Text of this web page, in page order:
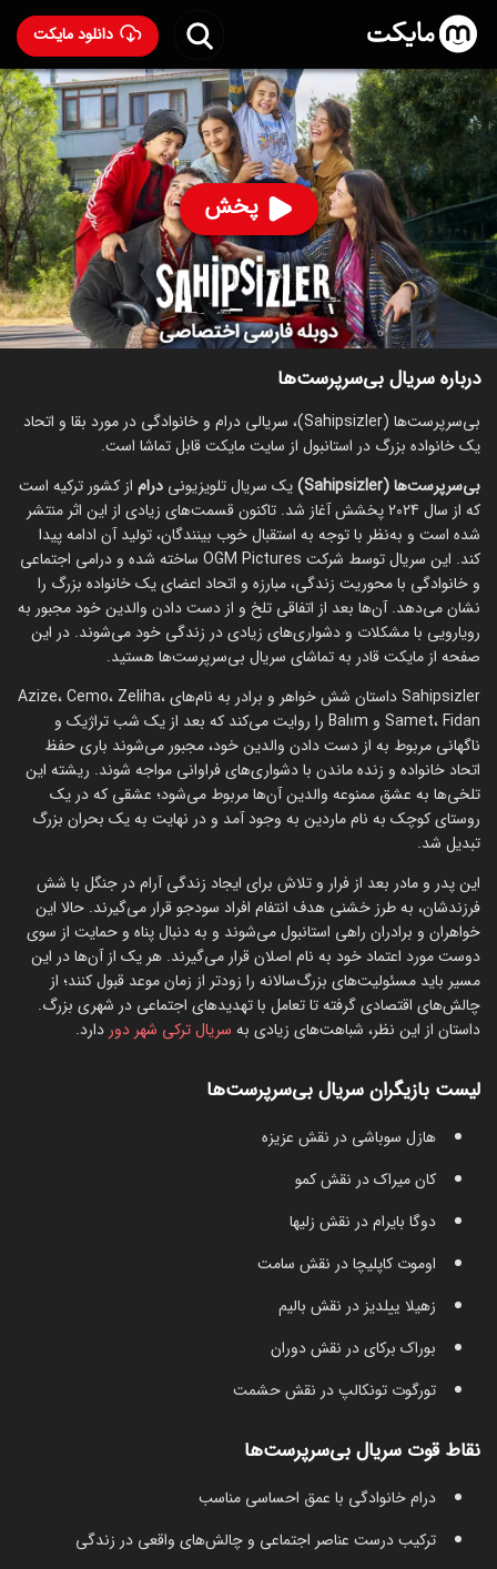
دانلود مایکت
پخش
سریال بی‌سرپرست‌ها با دوبله فارسی
۳,۴۵۴ 94% ۵.۶
ساخت ترکیه سال 2025
رده سنی ۱۳+
ترکی
سریال درام
توضیحات قسمت‌ها سریال‌های مشابه
درباره سریال بی‌سرپرست‌ها
بی‌سرپرست‌ها (Sahipsizler)، سریالی درام و خانوادگی در مورد بقا و اتحاد
یک خانواده بزرگ در استانبول از سایت مایکت قابل تماشا است.
بی‌سرپرست‌ها (Sahipsizler)
یک سریال تلویزیونی درام از کشور ترکیه است
که از سال 2024 پخشش آغاز شد. تاکنون قسمت‌های زیادی از این اثر منتشر
شده است و به‌نظر با توجه به استقبال خوب بینندگان، تولید آن ادامه پیدا
کند. این سریال توسط شرکت OGM Pictures ساخته شده و درامی اجتماعی
و خانوادگی با محوریت زندگی، مبارزه و اتحاد اعضای یک خانواده بزرگ را
نشان می‌دهد. آن‌ها بعد از اتفاقی تلخ و از دست دادن والدین خود مجبور به
رویارویی با مشکلات و دشواری‌های زیادی در زندگی خود می‌شوند. در این
صفحه از مایکت قادر به تماشای سریال بی‌سرپرست‌ها هستید.
Sahipsizler داستان شش خواهر و برادر به نام‌های Azize، Cemo، Zeliha،
Samet، Fidan و Balım را روایت می‌کند که بعد از یک شب تراژیک و
ناگهانی مربوط به از دست دادن والدین خود، مجبور می‌شوند باری حفظ
اتحاد خانواده و زنده ماندن با دشواری‌های فراوانی مواجه شوند. ریشته این
تلخی‌ها به عشق ممنوعه والدین آن‌ها مربوط می‌شود؛ عشقی که در یک
روستای کوچک به نام ماردین به وجود آمد و در نهایت به یک بحران بزرگ
تبدیل شد.
این پدر و مادر بعد از فرار و تلاش برای ایجاد زندگی آرام در جنگل با شش
فرزندشان، به طرز خشنی هدف انتفام افراد سودجو قرار می‌گیرند. حالا این
خواهران و برادران راهی استانبول می‌شوند و به دنبال پناه و حمایت از سوی
دوست مورد اعتماد خود به نام اصلان قرار می‌گیرند. هر یک از آن‌ها در این
مسیر باید مسئولیت‌های بزرگ‌سالانه را زودتر از زمان موعد قبول کنند؛ از
چالش‌های اقتصادی گرفته تا تعامل با تهدیدهای اجتماعی در شهری بزرگ.
داستان از این نظر، شباهت‌های زیادی به سریال ترکی شهر دور دارد.
لیست بازیگران سریال بی‌سرپرست‌ها
هازل سوباشی در نقش عزیزه
کان میراک در نقش کمو
دوگا بایرام در نقش زلیها
اوموت کاپلیچا در نقش سامت
زهیلا ییلدیز در نقش بالیم
بوراک برکای در نقش دوران
تورگوت تونکالپ در نقش حشمت
نقاط قوت سریال بی‌سرپرست‌ها
درام خانوادگی با عمق احساسی مناسب
ترکیب درست عناصر اجتماعی و چالش‌های واقعی در زندگی